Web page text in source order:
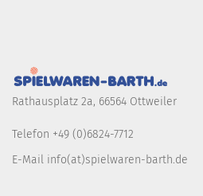
Rathausplatz 2a, 66564 Ottweiler
Telefon +49 (0)6824-7712
E-Mail info(at)spielwaren-barth.de